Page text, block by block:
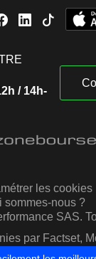
/ 14h-
les cookies
sommes-nous ?
SAS.
par Factset,
Capital IQ